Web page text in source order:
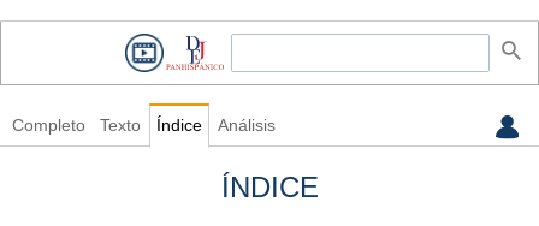
Completo Texto Índice Análisis
ÍNDICE